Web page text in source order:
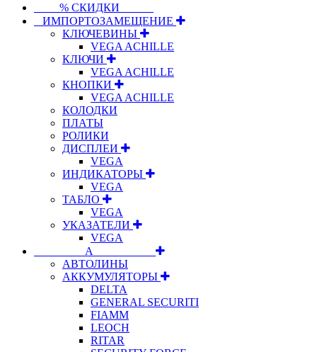
⠀⠀⠀% СКИДКИ⠀⠀⠀⠀
⠀ИМПОРТОЗАМЕЩЕНИЕ
КЛЮЧЕВИНЫ
VEGA ACHILLE
КЛЮЧИ
VEGA ACHILLE
КНОПКИ
VEGA ACHILLE
КОЛОДКИ
ПЛАТЫ
РОЛИКИ
ДИСПЛЕИ
VEGA
ИНДИКАТОРЫ
VEGA
ТАБЛО
VEGA
УКАЗАТЕЛИ
VEGA
⠀⠀⠀⠀⠀⠀А⠀⠀⠀⠀⠀⠀⠀
АВТОЛИНЫ
АККУМУЛЯТОРЫ
DELTA
GENERAL SECURITI
FIAMM
LEOCH
RITAR